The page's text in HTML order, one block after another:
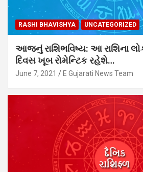
RASHI BHAVISHYA UNCATEGORIZED
આજનું રાશિભવિષ્ય: આ રાશિના
દિવસ ખૂબ રોમેન્ટિક રહેશે…
June 7, 2021 E Gujarati News Team